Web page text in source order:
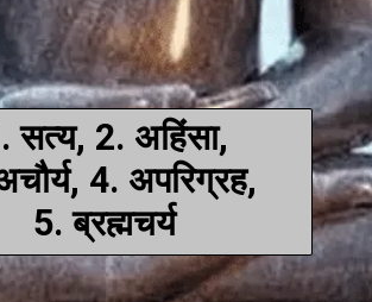
सत्य, 2. अहिंसा,
4. अपरिग्रह,
5. ब्रह्मचर्य